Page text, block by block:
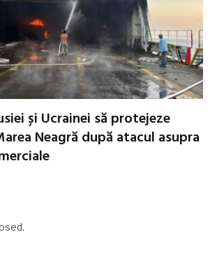
și Ucrainei să protejeze
Neagră după atacul asupra